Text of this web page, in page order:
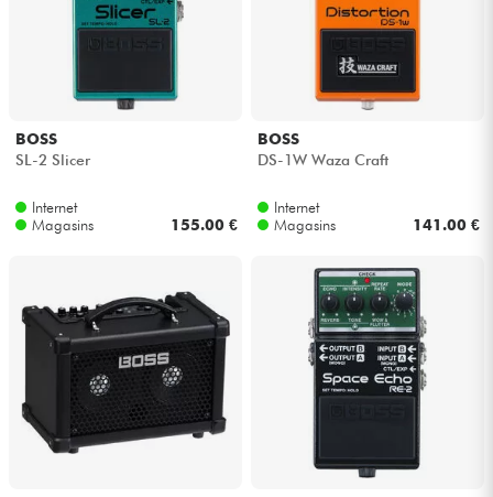
BOSS
SL-2 Slicer
Internet
Magasins
155.00 €
BOSS
DS-1W Waza Craft
Internet
Magasins
141.00 €